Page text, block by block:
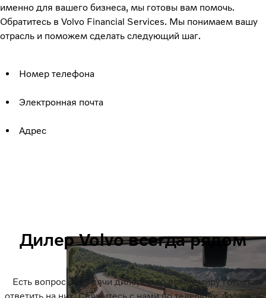
именно для вашего бизнеса, мы готовы вам помочь.
Обратитесь в Volvo Financial Services. Мы понимаем вашу
отрасль и поможем сделать следующий шаг.
Номер телефона
Электронная почта
Адрес
Дилер Volvo всегда рядом
Есть вопросы? Тысячи дилеров по всему миру готовы